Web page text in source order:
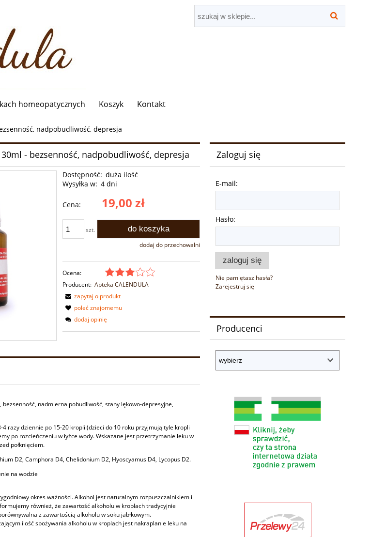
homeopatycznych Koszyk Kontakt
nadpobudliwość, depresja
30ml - bezsenność, nadpobudliwość, depresja
Dostępność: duża ilość
Wysyłka w: 4 dni
Cena: 19,00 zł
szt. do koszyka
dodaj do przechowalni
Ocena:
Producent: Apteka CALENDULA
zapytaj o produkt
poleć znajomemu
dodaj opinię
bezsenność, nadmierna pobudliwość, stany lękowo-depresyjne,
4 razy dziennie po 15-20 kropli (dzieci do 10 roku przyjmują tyle kropli
po rozcieńczeniu w łyżce wody. Wskazane jest przetrzymanie leku w
połknięciem.
D2, Camphora D4, Chelidonium D2, Hyoscyamus D4, Lycopus D2.
na wodzie
okres ważności. Alkohol jest naturalnym rozpuszczalnikiem i
również, że zawartość alkoholu w kroplach tradycyjnie
z zawartością alkoholu w soku jabłkowym.
ilość spożywania alkoholu w kroplach jest nakraplanie leku na
Zaloguj się
E-mail:
Hasło:
zaloguj się
Nie pamiętasz hasła?
Zarejestruj się
Producenci